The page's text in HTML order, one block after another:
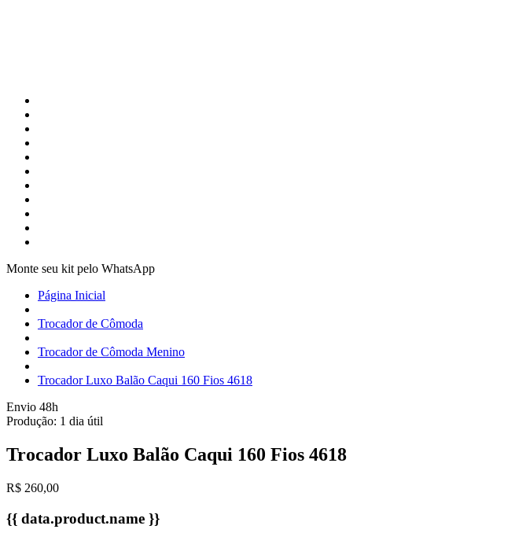
Monte seu kit pelo WhatsApp
Página Inicial
Trocador de Cômoda
Trocador de Cômoda Menino
Trocador Luxo Balão Caqui 160 Fios 4618
Envio 48h
Produção: 1 dia útil
Trocador Luxo Balão Caqui 160 Fios 4618
R$ 260,00
{{ data.product.name }}